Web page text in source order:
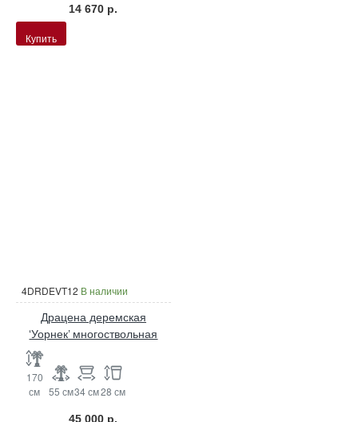
14 670 р.
Купить
4DRDEVT12 В наличии
Драцена деремская
‘Уорнек’ многоствольная
170
см
55 см34 см28 см
45 000 р.